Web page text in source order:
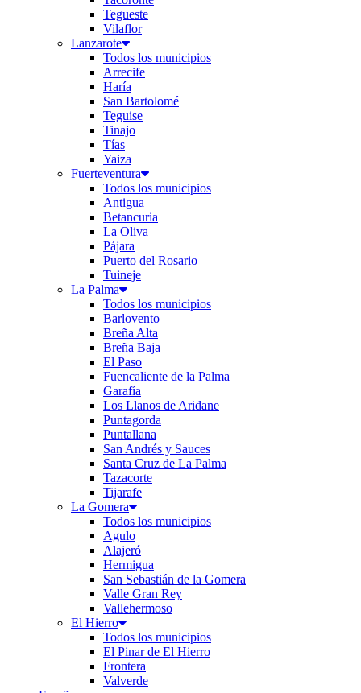
Tegueste
Vilaflor
Lanzarote
Todos los municipios
Arrecife
Haría
San Bartolomé
Teguise
Tinajo
Tías
Yaiza
Fuerteventura
Todos los municipios
Antigua
Betancuria
La Oliva
Pájara
Puerto del Rosario
Tuineje
La Palma
Todos los municipios
Barlovento
Breña Alta
Breña Baja
El Paso
Fuencaliente de la Palma
Garafía
Los Llanos de Aridane
Puntagorda
Puntallana
San Andrés y Sauces
Santa Cruz de La Palma
Tazacorte
Tijarafe
La Gomera
Todos los municipios
Agulo
Alajeró
Hermigua
San Sebastián de la Gomera
Valle Gran Rey
Vallehermoso
El Hierro
Todos los municipios
El Pinar de El Hierro
Frontera
Valverde